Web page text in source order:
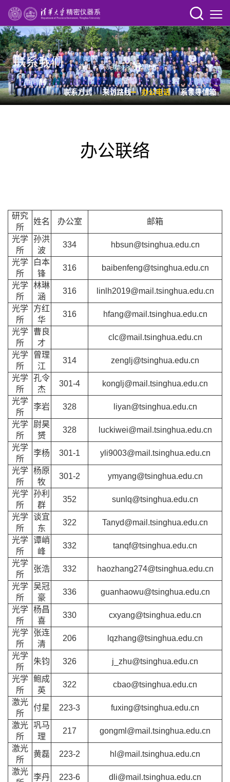
联系我们 首页>联系我们>办公电话
联系方式 来访路线 办公电话 系领导信箱
办公联络
研究
所
姓名 办公室
邮箱
光学
所
孙洪
波
334
hbsun@tsinghua.edu.cn
光学
所
白本
锋
316
baibenfeng@tsinghua.edu.cn
光学
所
林琳
涵
316
linlh2019@mail.tsinghua.edu.cn
光学
所
方红
华
316
hfang@mail.tsinghua.edu.cn
光学
所
曹良
才
clc@mail.tsinghua.edu.cn
光学
所
曾理
江
314
zenglj@tsinghua.edu.cn
光学
所
孔令
杰
301-4
konglj@mail.tsinghua.edu.cn
光学
所
李岩 328
liyan@tsinghua.edu.cn
光学
所
尉昊
赟
328
luckiwei@mail.tsinghua.edu.cn
光学
所
李杨 301-1
yli9003@mail.tsinghua.edu.cn
光学
所
杨原
牧
301-2
ymyang@tsinghua.edu.cn
光学
所
孙利
群
352
sunlq@tsinghua.edu.cn
光学
所
谈宜
东
322
Tanyd@mail.tsinghua.edu.cn
光学
所
谭峭
峰
332
tanqf@tsinghua.edu.cn
光学
所
张浩 332
haozhang274@tsinghua.edu.cn
光学
所
吴冠
豪
336
guanhaowu@tsinghua.edu.cn
光学
所
杨昌
喜
330
cxyang@tsinghua.edu.cn
光学
所
张连
清
206
lqzhang@tsinghua.edu.cn
光学
所
朱钧 326
j_zhu@tsinghua.edu.cn
光学
所
鲍成
英
322
cbao@tsinghua.edu.cn
激光
所
付星 223-3
fuxing@tsinghua.edu.cn
激光
所
巩马
理
217
gongml@mail.tsinghua.edu.cn
激光
所
黄磊 223-2
hl@mail.tsinghua.edu.cn
激光
李丹 223-6
dli@mail.tsinghua.edu.cn